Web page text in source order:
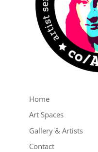
Home
Art Spaces
Gallery & Artists
Contact